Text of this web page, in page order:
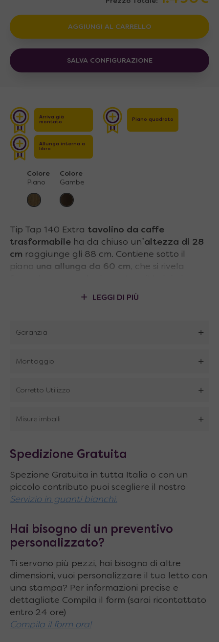
AGGIUNGI AL CARRELLO
SALVA CONFIGURAZIONE
Arriva già
montato
Piano quadrato
Allunga interna a
libro
Colore
Piano
Colore
Gambe
Tip Tap 140 Extra tavolino da caffe
trasformabile ha da chiuso un’altezza di 28
cm raggiunge gli 88 cm. Contiene sotto il
piano una allunga da 60 cm , che si rivela
superficie di 140
Punti di forza
Prolunga interna nel piano del tavolo
l’apertura semplice e leggera per tutti
Dimensionituttochiuso: 121 x 80 x H.28 cm
cm
Estensionipossibili piano tavolo: 80 ⇄ 140
Lunghezza piano(fissa): ⇿ 121 cm
Altezza piano : 28 ⇵ 88 cm
Tipo di allunga
LEGGI DI PIÙ
Garanzia
Montaggio
Corretto Utilizzo
Misure imballi
Spedizione Gratuita
Spezione Gratuita in tutta Italia o con un
piccolo contributo puoi scegliere il nostro
Servizio in guanti bianchi.
Hai bisogno di un preventivo
personalizzato?
Ti servono più pezzi, hai bisogno di altre
dimensioni, vuoi personalizzare il tuo letto con
una stampa? Per informazioni precise e
dettagliate Compila il form (sarai ricontattato
entro 24 ore)
Compila il form ora!